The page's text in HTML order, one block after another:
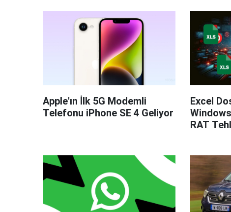
Apple'ın İlk 5G Modemli
Telefonu iPhone SE 4 Geliyor
Excel
RAT